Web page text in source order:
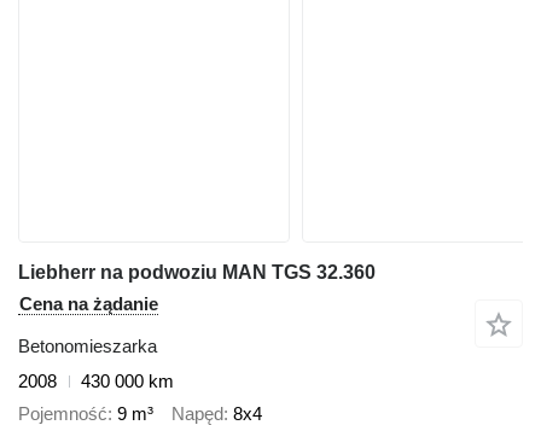
Liebherr na podwoziu MAN TGS 32.360
Cena na żądanie
Betonomieszarka
2008
430 000 km
Pojemność 9 m³ Napęd 8x4